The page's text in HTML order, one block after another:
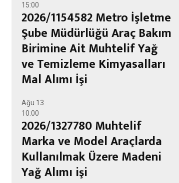
15:00
2026/1154582 Metro İşletme
Şube Müdürlüğü Araç Bakım
Birimine Ait Muhtelif Yağ
ve Temizleme Kimyasalları
Mal Alımı İşi
Ağu 13
10:00
2026/1327780 Muhtelif
Marka ve Model Araçlarda
Kullanılmak Üzere Madeni
Yağ Alımı işi